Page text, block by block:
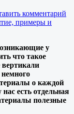
комментарий
примеры и
у
что такое
о каждой
есть отдельная
полезные